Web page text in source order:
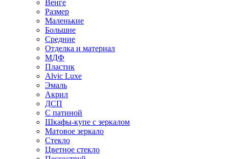
Венге
Размер
Маленькие
Большие
Средние
Отделка и материал
МДФ
Пластик
Alvic Luxe
Эмаль
Акрил
ДСП
С патиной
Шкафы-купе с зеркалом
Матовое зеркало
Стекло
Цветное стекло